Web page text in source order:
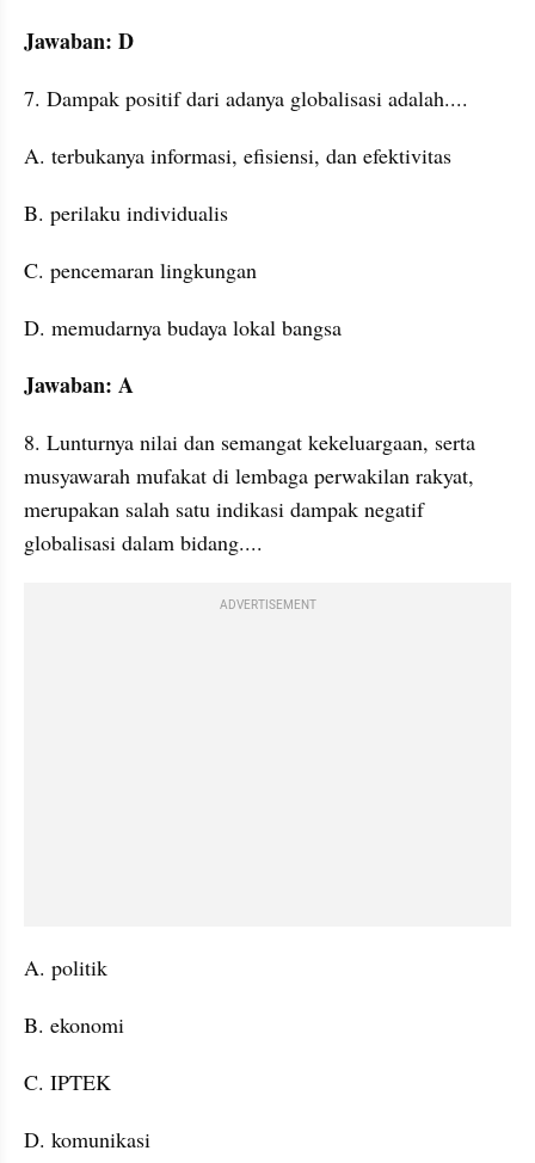
Jawaban: D
7. Dampak positif dari adanya globalisasi adalah....
A. terbukanya informasi, efisiensi, dan efektivitas
B. perilaku individualis
C. pencemaran lingkungan
D. memudarnya budaya lokal bangsa
Jawaban: A
8. Lunturnya nilai dan semangat kekeluargaan, serta
musyawarah mufakat di lembaga perwakilan rakyat,
merupakan salah satu indikasi dampak negatif
globalisasi dalam bidang....
ADVERTISEMENT
A. politik
B. ekonomi
C. IPTEK
D. komunikasi